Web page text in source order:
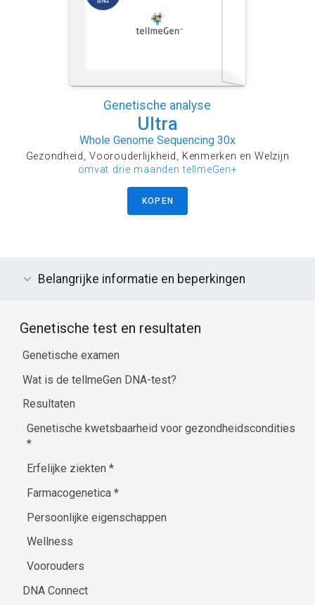
Genetische analyse
Ultra
Whole Genome Sequencing 30x
Gezondheid, Voorouderlijkheid, Kenmerken en Welzijn
omvat drie maanden tellmeGen+
KOPEN
Belangrijke informatie en beperkingen
Genetische test en resultaten
Genetische examen
Wat is de tellmeGen DNA-test?
Resultaten
Genetische kwetsbaarheid voor gezondheidscondities
*
Erfelijke ziekten*
Farmacogenetica*
Persoonlijke eigenschappen
Wellness
Voorouders
DNA Connect